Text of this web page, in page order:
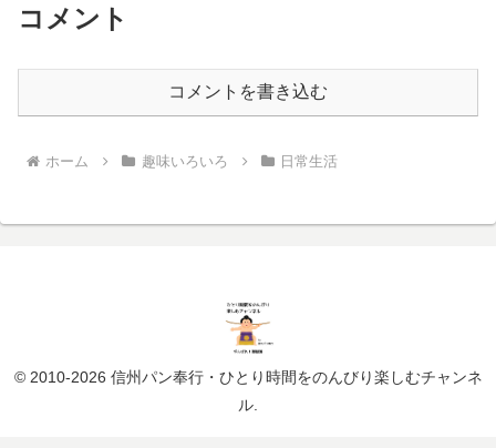
コメント
コメントを書き込む
ホーム 趣味いろいろ 日常生活
© 2010-2026 信州パン奉行・ひとり時間をのんびり楽しむチャンネ
ル.